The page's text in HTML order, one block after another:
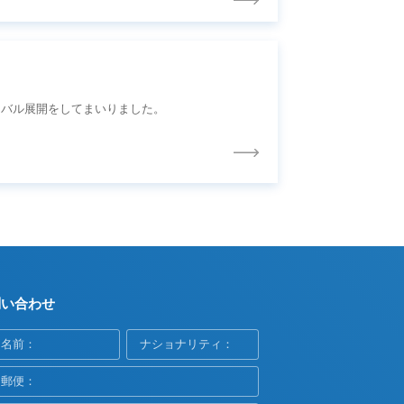
ル展開をしてまいりました。
合わせ